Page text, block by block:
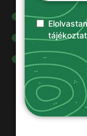
kenőanyagok
Damilok
Munkavédelmi
ruházat